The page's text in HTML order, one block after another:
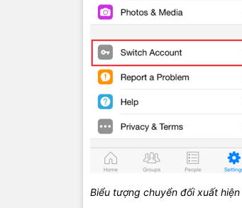
Biểu tượng chuyển đối xuất